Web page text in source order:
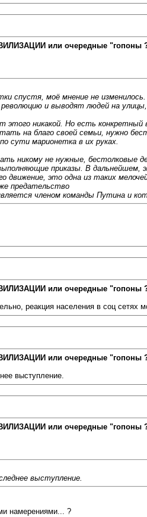
или очередные "гопоны
спустя, моё мнение не
и выводят людей на
этого никакой. Но есть
на благо своей семьи, нужно
сути марионетка в их руках.
никому не нужные, бестолковые
приказы. В дальнейшем,
движение, это одна из таких
предательство
членом команды Путина и
или очередные "гопоны
реакция населения в соц сетях
или очередные "гопоны
выступление.
или очередные "гопоны
выступление.
намерениями... ?